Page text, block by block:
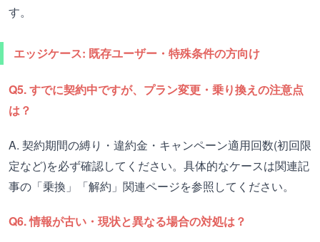
す。
エッジケース: 既存ユーザー・特殊条件の方向け
Q5. すでに契約中ですが、プラン変更・乗り換えの注意点
は？
A. 契約期間の縛り・違約金・キャンペーン適用回数(初回限
定など)を必ず確認してください。具体的なケースは関連記
事の「乗換」「解約」関連ページを参照してください。
Q6. 情報が古い・現状と異なる場合の対処は？